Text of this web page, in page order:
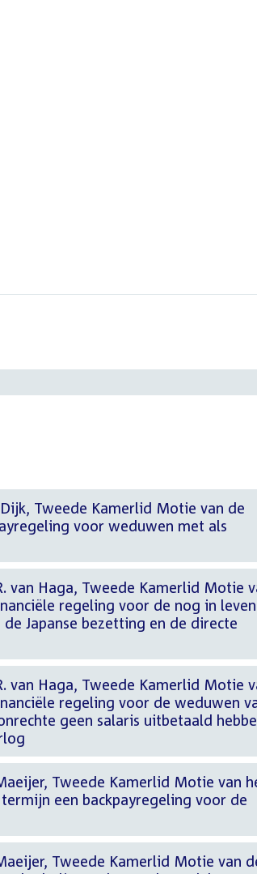
Tweede Kamerlid Motie van de
voor weduwen met als
van Haga, Tweede Kamerlid Motie
regeling voor de nog in leven
Japanse bezetting en de directe
van Haga, Tweede Kamerlid Motie
regeling voor de weduwen
geen salaris uitbetaald
Tweede Kamerlid Motie van
een backpayregeling voor de
Tweede Kamerlid Motie van